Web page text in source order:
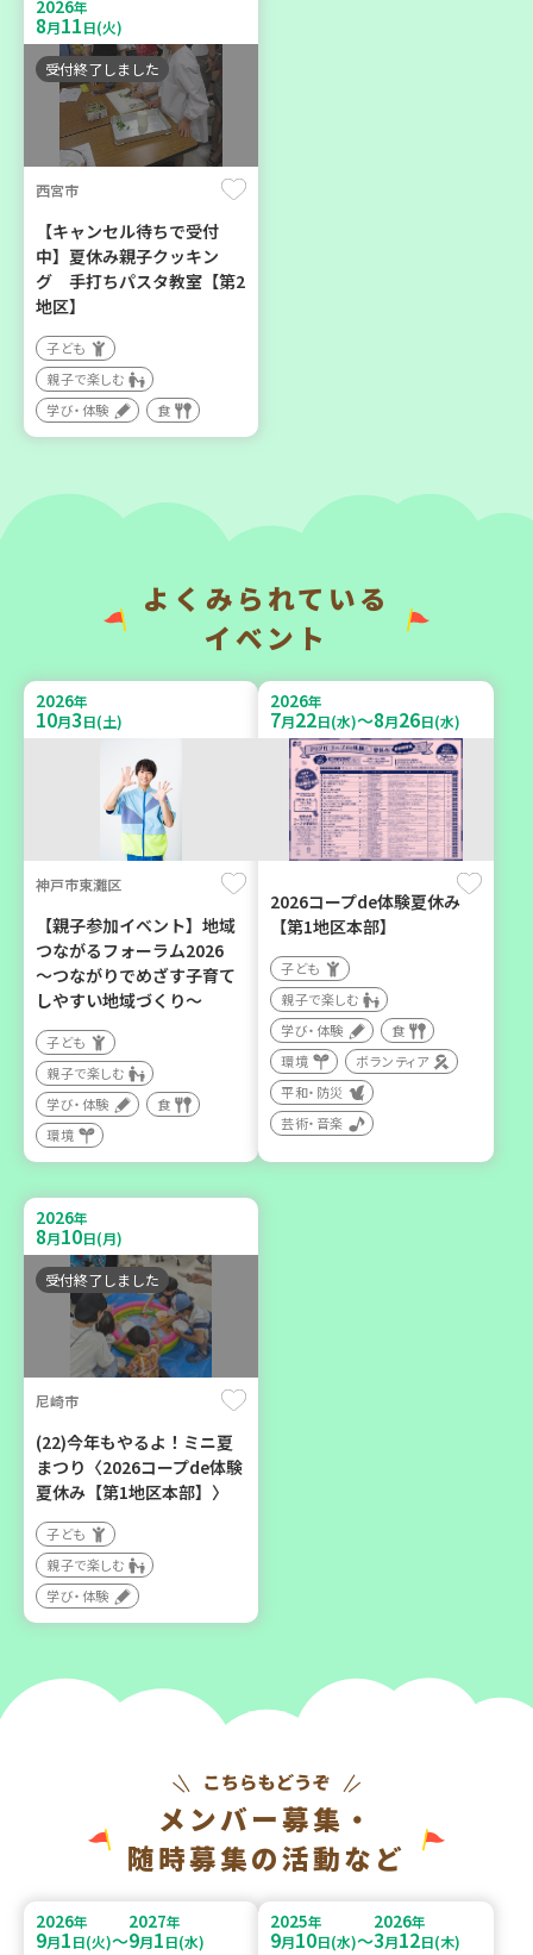
区】
子ども
親子で楽しむ
学び・体験
2026年
加古川市
コープ神吉 子育てひろば
子ども
親子で楽しむ
親子で楽しむ
日(月)
神戸市兵庫区
【第3地区本部】「ふれあい
喫茶つどい」気軽に集う居
場所（第1月曜日に開催）
ボランティア
カフェ・つどい場
2026年
9 14 26日(土)
「フードドライブ」集中受
け付け！
2026年
9月16日(水)
神戸市兵庫区
【第3地区本部】ほっとひと
いき 親子でゆったりタイ
ム♪(毎月開催予定)
子ども
親子で楽しむ
学び・体験
カフェ・つどい場
2026年
8月11日(火)
受付終了しました
西宮市
【キャンセル待ちで受付
中】夏休み親子クッキン
グ 手打ちパスタ教室【第2
地区】
子ども
親子で楽しむ
学び・体験
食
よくみられている
イベント
2026年
10月3日(土)
神戸市東灘区
【親子参加イベント】地域
つながるフォーラム2026
～つながりでめざす子育て
しやすい地域づくり～
子ども
親子で楽しむ
学び・体験
食
環境
2026年
7月22日(水)～8月26日(水)
2026コープde体験夏休み
【第1地区本部】
子ども
親子で楽しむ
学び・体験
食
環境
ボランティア
平和・防災
芸術・音楽
2026年
8月10日(月)
受付終了しました
尼崎市
(22)今年もやるよ！ミニ夏
まつり〈2026コープde体験
夏休み【第1地区本部】〉
子ども
親子で楽しむ
学び・体験
メンバー募集・
随時募集の活動など
2026年
9月1日(火)～
2027年
9月1日(水)
2025年
9月10日(水)～
2026年
3月12日(木)